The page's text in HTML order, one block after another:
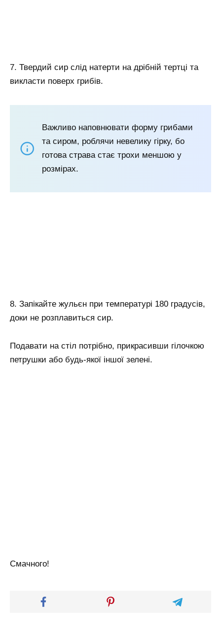
7. Твердий сир слід натерти на дрібній тертці та
викласти поверх грибів.
Важливо наповнювати форму грибами
та сиром, роблячи невелику гірку, бо
готова страва стає трохи меншою у
розмірах.
8. Запікайте жульєн при температурі 180 градусів,
доки не розплавиться сир.
Подавати на стіл потрібно, прикрасивши гілочкою
петрушки або будь-якої іншої зелені.
Смачного!